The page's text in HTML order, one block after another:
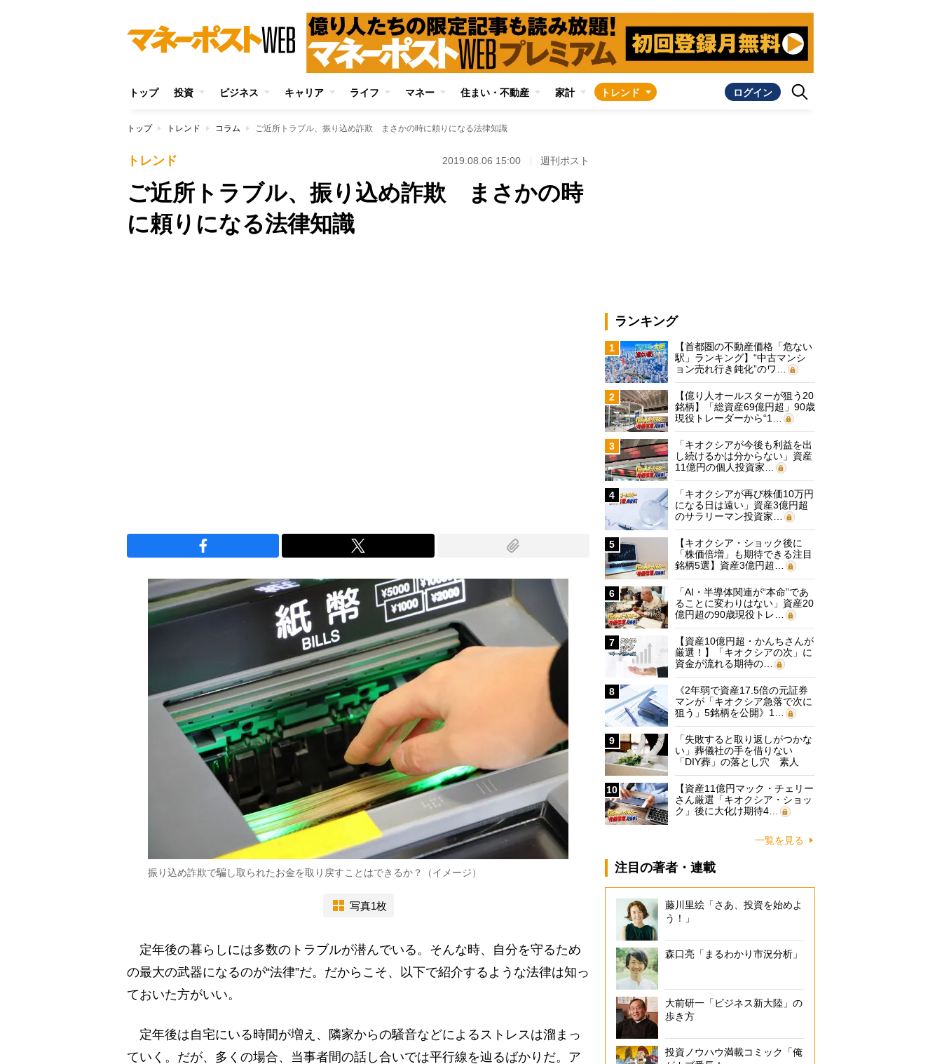
トップ 投資 ビジネス キャリア ライフ マネー 住まい・不動産 家計 トレンド ログイン
トップ トレンド コラム ご近所トラブル、振り込め詐欺 まさかの時に頼りになる法律知識
トレンド 2019.08.06 15:00 週刊ポスト
ご近所トラブル、振り込め詐欺 まさかの時
に頼りになる法律知識
振り込め詐欺で騙し取られたお金を取り戻すことはできるか？（イメージ）
写真1枚
定年後の暮らしには多数のトラブルが潜んでいる。そんな時、自分を守るため
の最大の武器になるのが“法律”だ。だからこそ、以下で紹介するような法律は知っ
ておいた方がいい。
定年後は自宅にいる時間が増え、隣家からの騒音などによるストレスは溜まっ
ていく。だが、多くの場合、当事者間の話し合いでは平行線を辿るばかりだ。ア
ランキング
1
【首都圏の不動産価格「危ない
駅」ランキング】“中古マンシ
ョン売れ行き鈍化”のワ…
2
【億り人オールスターが狙う20
銘柄】「総資産69億円超」90歳
現役トレーダーから“1…
3
「キオクシアが今後も利益を出
し続けるかは分からない」資産
11億円の個人投資家…
4
「キオクシアが再び株価10万円
になる日は遠い」資産3億円超
のサラリーマン投資家…
5
【キオクシア・ショック後に
「株価倍増」も期待できる注目
銘柄5選】資産3億円超…
6
「AI・半導体関連が“本命”であ
ることに変わりはない」資産20
億円超の90歳現役トレ…
7
【資産10億円超・かんちさんが
厳選！】「キオクシアの次」に
資金が流れる期待の…
8
《2年弱で資産17.5倍の元証券
マンが「キオクシア急落で次に
狙う」5銘柄を公開》1…
9
「失敗すると取り返しがつかな
い」葬儀社の手を借りない
「DIY葬」の落とし穴 素人
に…
10
【資産11億円マック・チェリー
さん厳選「キオクシア・ショッ
ク」後に大化け期待4…
一覧を見る
注目の著者・連載
藤川里絵「さあ、投資を始めよ
う！」
森口亮「まるわかり市況分析」
大前研一「ビジネス新大陸」の
歩き方
投資ノウハウ満載コミック「俺